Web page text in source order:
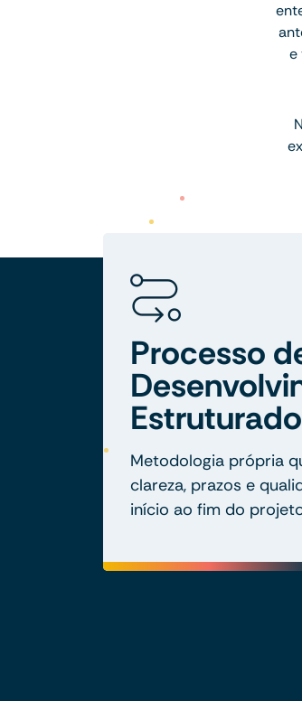
e
Processo
Estruturado
Metodologia própria
clareza, prazos e
início ao fim do